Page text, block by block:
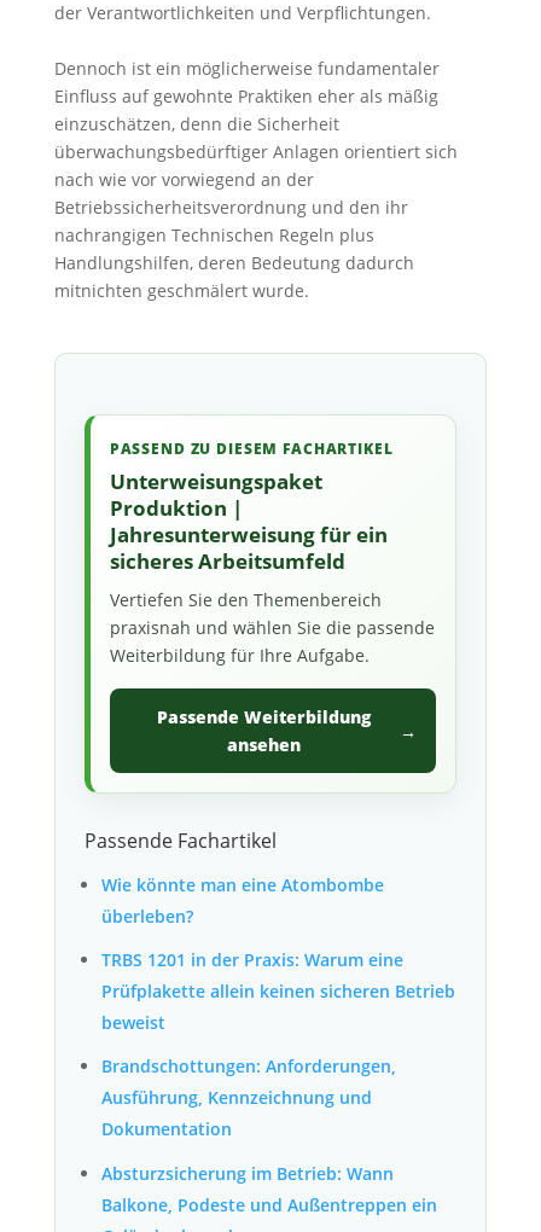
der Verantwortlichkeiten und Verpflichtungen.
Dennoch ist ein möglicherweise fundamentaler
Einfluss auf gewohnte Praktiken eher als mäßig
einzuschätzen, denn die Sicherheit
überwachungsbedürftiger Anlagen orientiert sich
nach wie vor vorwiegend an der
Betriebssicherheitsverordnung und den ihr
nachrangigen Technischen Regeln plus
Handlungshilfen, deren Bedeutung dadurch
mitnichten geschmälert wurde.
PASSEND ZU DIESEM FACHARTIKEL
Unterweisungspaket
Produktion |
Jahresunterweisung für ein
sicheres Arbeitsumfeld
Vertiefen Sie den Themenbereich
praxisnah und wählen Sie die passende
Weiterbildung für Ihre Aufgabe.
Passende Weiterbildung
ansehen
→
Passende Fachartikel
Wie könnte man eine Atombombe
überleben?
TRBS 1201 in der Praxis: Warum eine
Prüfplakette allein keinen sicheren Betrieb
beweist
Brandschottungen: Anforderungen,
Ausführung, Kennzeichnung und
Dokumentation
Absturzsicherung im Betrieb: Wann
Balkone, Podeste und Außentreppen ein